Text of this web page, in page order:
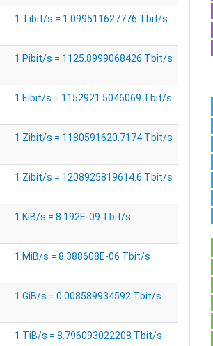
1 Tibit/s = 1.099511627776 Tbit/s
1 Pibit/s = 1125.8999068426 Tbit/s
1 Eibit/s = 1152921.5046069 Tbit/s
1 Zibit/s = 1180591620.7174 Tbit/s
1 Zibit/s = 1208925819614.6 Tbit/s
1 KiB/s = 8.192E-09 Tbit/s
1 MiB/s = 8.388608E-06 Tbit/s
1 GiB/s = 0.008589934592 Tbit/s
1 TiB/s = 8.796093022208 Tbit/s